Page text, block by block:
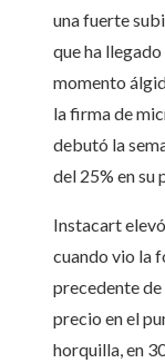
una fuerte
que ha llegado
momento
la firma de
debutó la
del 25% en su
Instacart
cuando vio la
precedente
precio en el
horquilla, en